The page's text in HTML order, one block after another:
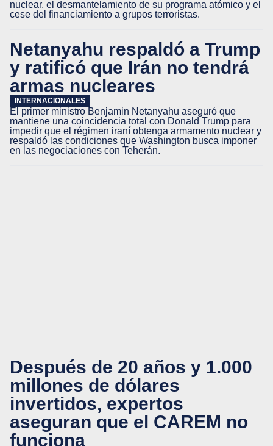
nuclear, el desmantelamiento de su programa atómico y el
cese del financiamiento a grupos terroristas.
Netanyahu respaldó a Trump
y ratificó que Irán no tendrá
armas nucleares
INTERNACIONALES
El primer ministro Benjamin Netanyahu aseguró que
mantiene una coincidencia total con Donald Trump para
impedir que el régimen iraní obtenga armamento nuclear y
respaldó las condiciones que Washington busca imponer
en las negociaciones con Teherán.
Después de 20 años y 1.000
millones de dólares
invertidos, expertos
aseguran que el CAREM no
funciona